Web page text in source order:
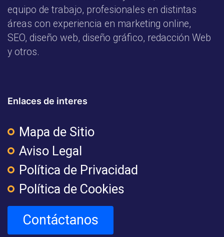
equipo de trabajo, profesionales en distintas
áreas con experiencia en marketing online,
SEO, diseño web, diseño gráfico, redacción Web
y otros.
Enlaces de interes
Mapa de Sitio
Aviso Legal
Política de Privacidad
Política de Cookies
Contáctanos